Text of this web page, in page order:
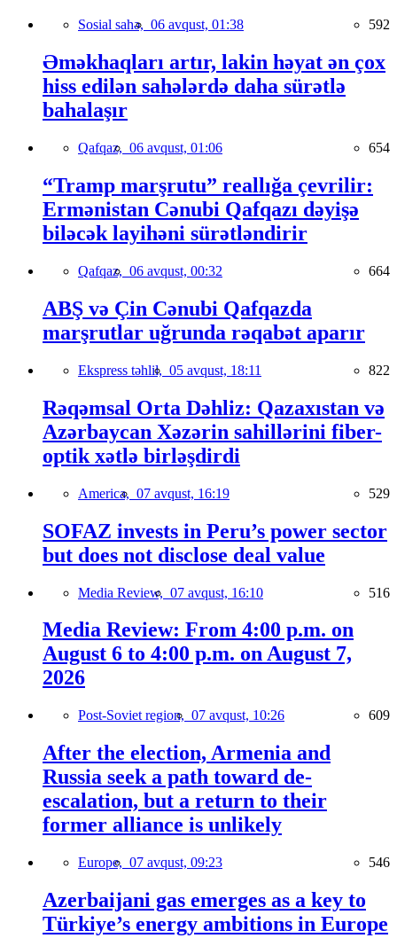
Sosial sahə, 06 avqust, 01:38 592
Əməkhaqları artır, lakin həyat ən çox
hiss edilən sahələrdə daha sürətlə
bahalaşır
Qafqaz, 06 avqust, 01:06 654
“Tramp marşrutu” reallığa çevrilir:
Ermənistan Cənubi Qafqazı dəyişə
biləcək layihəni sürətləndirir
Qafqaz, 06 avqust, 00:32 664
ABŞ və Çin Cənubi Qafqazda
marşrutlar uğrunda rəqabət aparır
Ekspress təhlil, 05 avqust, 18:11 822
Rəqəmsal Orta Dəhliz: Qazaxıstan və
Azərbaycan Xəzərin sahillərini fiber-
optik xətlə birləşdirdi
America, 07 avqust, 16:19 529
SOFAZ invests in Peru’s power sector
but does not disclose deal value
Media Review, 07 avqust, 16:10 516
Media Review: From 4:00 p.m. on
August 6 to 4:00 p.m. on August 7,
2026
Post-Soviet region, 07 avqust, 10:26 609
After the election, Armenia and
Russia seek a path toward de-
escalation, but a return to their
former alliance is unlikely
Europe, 07 avqust, 09:23 546
Azerbaijani gas emerges as a key to
Türkiye’s energy ambitions in Europe